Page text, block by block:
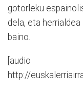
gotorleku
dela, eta
baino.
[audio
http://